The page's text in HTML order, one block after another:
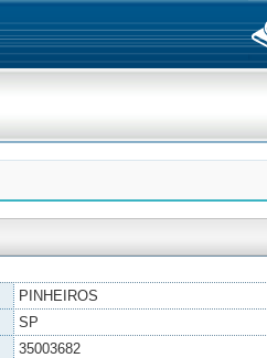
PINHEIROS
SP
35003682